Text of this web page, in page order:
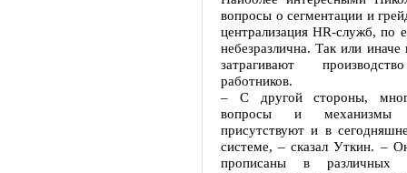
вопросы о сегментации и
централизация HR-служб, по
небезразлична. Так или иначе
затрагивают
работников.
– С другой стороны,
вопросы и
присутствуют и в
системе, – сказал Уткин. –
прописаны в различных